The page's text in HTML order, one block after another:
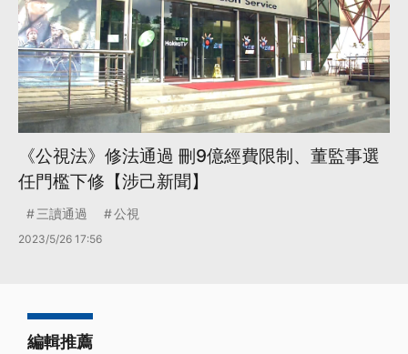
《公視法》修法通過 刪9億經費限制、董監事選
任門檻下修【涉己新聞】
三讀通過 公視
2023/5/26 17:56
編輯推薦